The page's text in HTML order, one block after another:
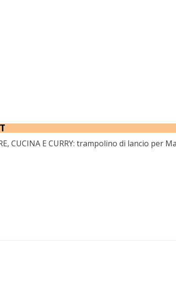
CUCINA E CURRY: trampolino di lancio per